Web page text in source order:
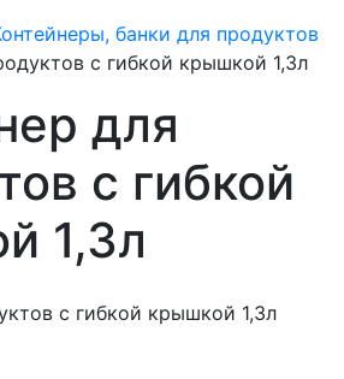
банки для продуктов
с гибкой крышкой 1,3л
для
с гибкой
1,3л
с гибкой крышкой 1,3л